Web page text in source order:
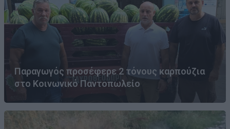
Παραγωγός προσέφερε 2 τόνους καρπούζια
στο Κοινωνικό Παντοπωλείο